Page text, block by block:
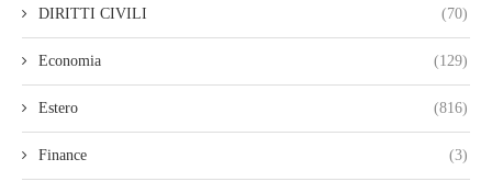
DIRITTI CIVILI (70)
Economia (129)
Estero (816)
Finance (3)